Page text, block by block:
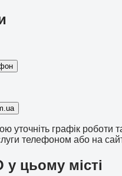
уточніть графік роботи
телефоном або на
у цьому місті